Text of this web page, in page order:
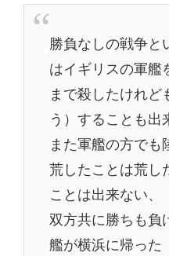
勝負なしの戦争と
はイギリスの軍艦
まで殺したけれ
う）することも出
また軍艦の方でも
荒したことは荒し
ことは出来ない、
双方共に勝ちも負
艦が横浜に帰った